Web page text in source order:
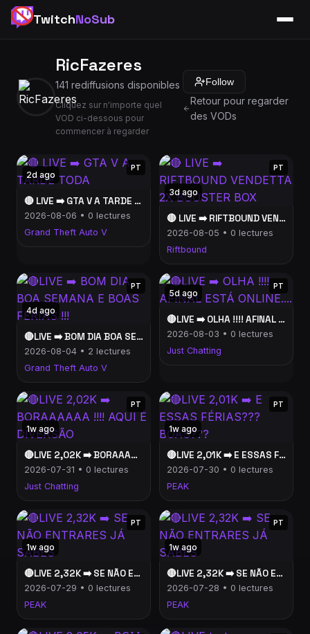
TwitchNoSub
RicFazeres
141 rediffusions disponibles
Cliquez sur n'importe quel
VOD ci-dessous pour
commencer à regarder
Follow
Retour pour regarder
des VODs
2d ago
PT
🔴 LIVE ➡️ GTA V A TARDE TODA
2026-08-06 • 0 lectures
Grand Theft Auto V
3d ago
PT
🔴 LIVE ➡️ RIFTBOUND VENDETTA 2X BOOSTER BOX
2026-08-05 • 0 lectures
Riftbound
4d ago
PT
🔴LIVE ➡️ BOM DIA BOA SEMANA E BOAS FÉRIAS !!!
2026-08-04 • 2 lectures
Grand Theft Auto V
5d ago
PT
🔴LIVE ➡️ OLHA !!!! AFINAL ESTÁ ONLINE....
2026-08-03 • 0 lectures
Just Chatting
1w ago
PT
🔴LIVE 2,02K ➡️ BORAAAAAA !!!! AQUI É DIVERSÃO
2026-07-31 • 0 lectures
Just Chatting
1w ago
PT
🔴LIVE 2,01K ➡️ E ESSAS FÉRIAS??? BOAS???
2026-07-30 • 0 lectures
PEAK
1w ago
PT
🔴LIVE 2,32K ➡️ SE NÃO ENTRARES JÁ SABES
2026-07-29 • 0 lectures
PEAK
1w ago
PT
🔴LIVE 2,32K ➡️ SE NÃO ENTRARES JÁ SABES
2026-07-28 • 0 lectures
PEAK